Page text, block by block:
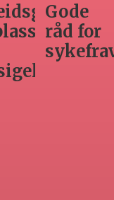
Hvilken
adgang
har